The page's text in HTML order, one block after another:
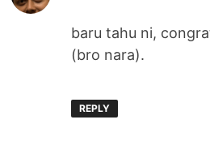
baru tahu ni,
(bro nara).
REPLY